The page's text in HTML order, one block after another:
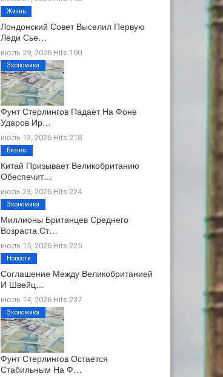
Лондонский Совет Выселил Первую
Леди Сье…
июль 29, 2026 Hits:190
Жизнь
Фунт Стерлингов Падает На Фоне
Ударов Ир…
июль 13, 2026 Hits:218
Экономика
Китай Призывает Великобританию
Обеспечит…
июль 23, 2026 Hits:224
Бизнес
Миллионы Британцев Среднего
Возраста Ст…
июль 15, 2026 Hits:225
Экономика
Соглашение Между Великобританией
И Швейц…
июль 14, 2026 Hits:237
Новости
Фунт Стерлингов Остается
Стабильным На Ф…
Экономика